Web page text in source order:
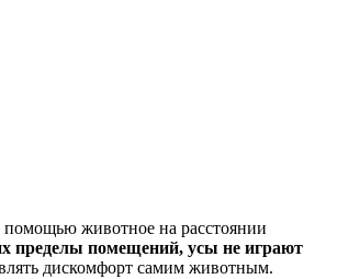
помощью животное на расстоянии
пределы помещений, усы не играют
дискомфорт самим животным.